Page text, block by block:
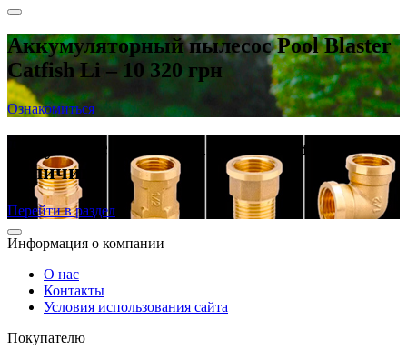
Аккумуляторный пылесос Pool Blaster
Catfish Li – 10 320 грн
Ознакомиться
Латунные резьбовые фитинги в
наличии
Перейти в раздел
Информация о компании
О нас
Контакты
Условия использования сайта
Покупателю